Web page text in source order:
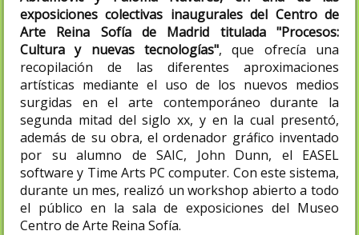
exposiciones colectivas inaugurales del Centro de
Arte Reina Sofía de Madrid titulada "Procesos:
Cultura y nuevas tecnologías", que ofrecía una
recopilación de las diferentes aproximaciones
artísticas mediante el uso de los nuevos medios
surgidas en el arte contemporáneo durante la
segunda mitad del siglo xx, y en la cual presentó,
además de su obra, el ordenador gráfico inventado
por su alumno de SAIC, John Dunn, el EASEL
software y Time Arts PC computer. Con este sistema,
durante un mes, realizó un workshop abierto a todo
el público en la sala de exposiciones del Museo
Centro de Arte Reina Sofía.​